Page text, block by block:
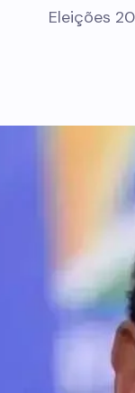
Eleições